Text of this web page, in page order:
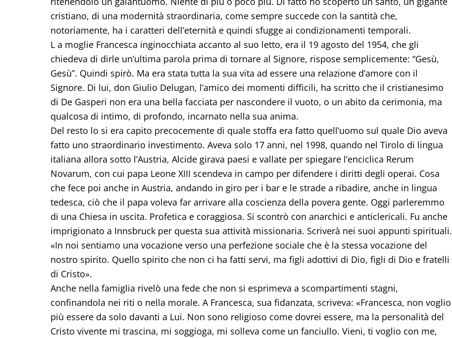
cristiano, di una modernità straordinaria, come sempre succede con la santità che,
notoriamente, ha i caratteri dell’eternità e quindi sfugge ai condizionamenti temporali.
L a moglie Francesca inginocchiata accanto al suo letto, era il 19 agosto del 1954, che gli
chiedeva di dirle un’ultima parola prima di tornare al Signore, rispose semplicemente: “Gesù,
Gesù”. Quindi spirò. Ma era stata tutta la sua vita ad essere una relazione d’amore con il
Signore. Di lui, don Giulio Delugan, l’amico dei momenti difficili, ha scritto che il cristianesimo
di De Gasperi non era una bella facciata per nascondere il vuoto, o un abito da cerimonia, ma
qualcosa di intimo, di profondo, incarnato nella sua anima.
Del resto lo si era capito precocemente di quale stoffa era fatto quell’uomo sul quale Dio aveva
fatto uno straordinario investimento. Aveva solo 17 anni, nel 1998, quando nel Tirolo di lingua
italiana allora sotto l’Austria, Alcide girava paesi e vallate per spiegare l’enciclica Rerum
Novarum, con cui papa Leone XIII scendeva in campo per difendere i diritti degli operai. Cosa
che fece poi anche in Austria, andando in giro per i bar e le strade a ribadire, anche in lingua
tedesca, ciò che il papa voleva far arrivare alla coscienza della povera gente. Oggi parleremmo
di una Chiesa in uscita. Profetica e coraggiosa. Si scontrò con anarchici e anticlericali. Fu anche
imprigionato a Innsbruck per questa sua attività missionaria. Scriverà nei suoi appunti spirituali.
«In noi sentiamo una vocazione verso una perfezione sociale che è la stessa vocazione del
nostro spirito. Quello spirito che non ci ha fatti servi, ma figli adottivi di Dio, figli di Dio e fratelli
di Cristo».
Anche nella famiglia rivelò una fede che non si esprimeva a scompartimenti stagni,
confinandola nei riti o nella morale. A Francesca, sua fidanzata, scriveva: «Francesca, non voglio
più essere da solo davanti a Lui. Non sono religioso come dovrei essere, ma la personalità del
Cristo vivente mi trascina, mi soggioga, mi solleva come un fanciullo. Vieni, ti voglio con me,